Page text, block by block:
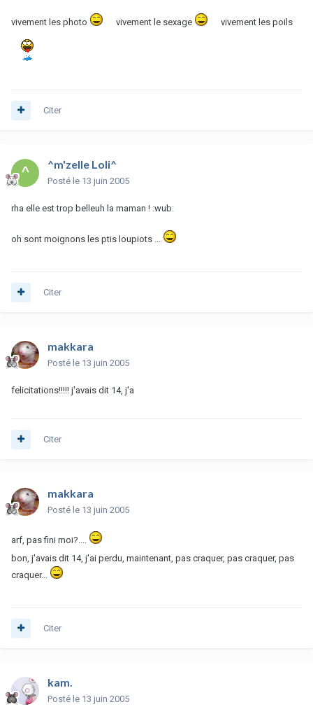
vivement les photo vivement le sexage vivement les poils
Citer
^m'zelle Loli^
Posté le 13 juin 2005
rha elle est trop belleuh la maman ! :wub:
oh sont moignons les ptis loupiots ...
Citer
makkara
Posté le 13 juin 2005
felicitations!!!!! j'avais dit 14, j'a
Citer
makkara
Posté le 13 juin 2005
arf, pas fini moi?....
bon, j'avais dit 14, j'ai perdu, maintenant, pas craquer, pas craquer, pas
craquer...
Citer
kam.
Posté le 13 juin 2005